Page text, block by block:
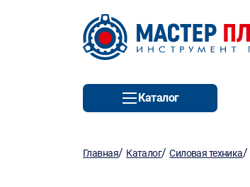
Каталог
Главная/ Каталог/Силовая техника/